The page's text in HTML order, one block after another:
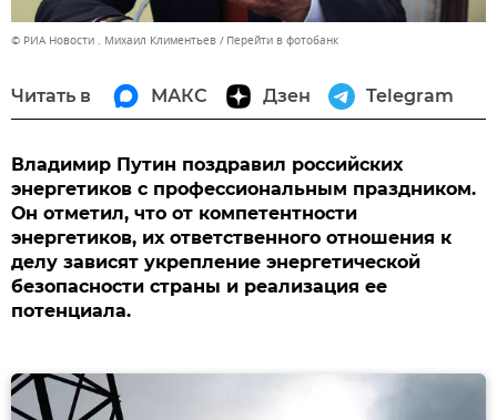
© РИА Новости . Михаил Климентьев Перейти в фотобанк
Читать в МАКС Дзен Telegram
Владимир Путин поздравил российских
энергетиков с профессиональным праздником.
Он отметил, что от компетентности
энергетиков, их ответственного отношения к
делу зависят укрепление энергетической
безопасности страны и реализация ее
потенциала.